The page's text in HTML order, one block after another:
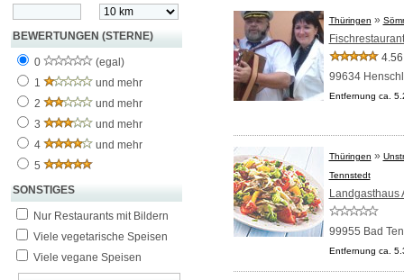
BEWERTUNGEN (STERNE)
0
(egal)
1
und mehr
2
und mehr
3
und mehr
4
und mehr
5
SONSTIGES
Nur Restaurants mit Bildern
Viele vegetarische Speisen
Viele vegane Speisen
Thüringen »
99634
Entfernung ca.
Thüringen »
Tennstedt
Landgasthaus
99955 Bad
Entfernung ca.